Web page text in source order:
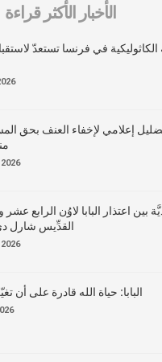
الأخبار الأكثر قراءة
الكاثوليكية في فرنسا تستعدّ
تضليل إعلامي لإخفاء العنف بحق
بين اعتذار البابا لاوُن الرابع
القدِّيس شارل
البابا: حياة الله قادرة على أن